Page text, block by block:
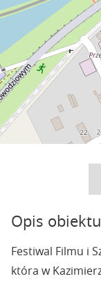
Opis obiektu
Festiwal Filmu i
która w